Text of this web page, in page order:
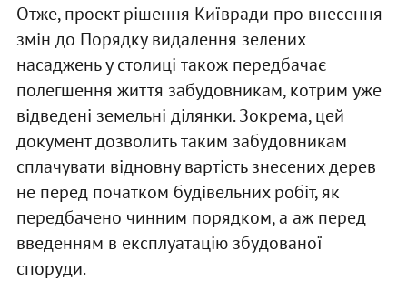
Отже, проект рішення Київради про внесення
змін до Порядку видалення зелених
насаджень у столиці також передбачає
полегшення життя забудовникам, котрим уже
відведені земельні ділянки. Зокрема, цей
документ дозволить таким забудовникам
сплачувати відновну вартість знесених дерев
не перед початком будівельних робіт, як
передбачено чинним порядком, а аж перед
введенням в експлуатацію збудованої
споруди.